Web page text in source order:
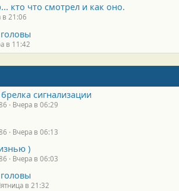
кто что смотрел и как оно.
в 21:06
в 11:42
сигнализации
Вчера в 06:29
Вчера в 06:13
)
Вчера в 06:03
в 21:32